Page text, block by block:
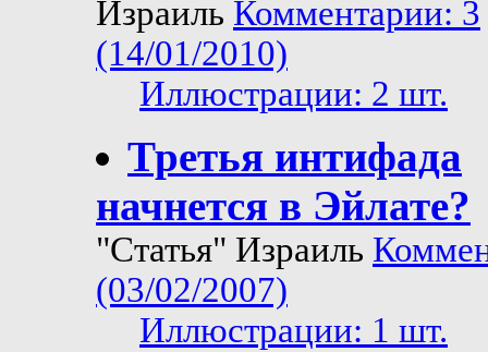
Израиль Комментарии: 3
(14/01/2010)
Иллюстрации: 2 шт.
Третья интифада
начнется в Эйлате?
"Статья" Израиль
(03/02/2007)
Иллюстрации: 1 шт.